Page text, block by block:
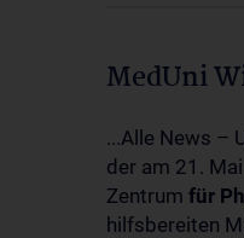
MedUni
...Alle News –
der am 21.
Zentrum für
hilfsbereiten